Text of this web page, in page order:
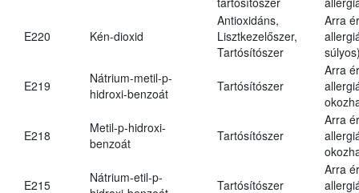
E220 Kén-dioxid
Antioxidáns,
Lisztkezelőszer,
Tartósítószer
Arra
E219
Nátrium-metil-p-
hidroxi-benzoát
Tartósítószer
Arra
E218
Metil-p-hidroxi-
benzoát
Tartósítószer
Arra
E215
Nátrium-etil-p-
Tartósítószer
Arra